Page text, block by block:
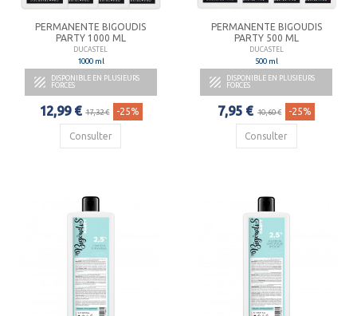
PERMANENTE BIGOUDIS
PARTY 1000 ML
DUCASTEL
1000 ml

DISPONIBLE EN PLUSIEURS
FORCES
12,99 € 17,32 € -25%
Consulter
PERMANENTE BIGOUDIS
PARTY 500 ML
DUCASTEL
500 ml

DISPONIBLE EN PLUSIEURS
FORCES
7,95 € 10,60 € -25%
Consulter